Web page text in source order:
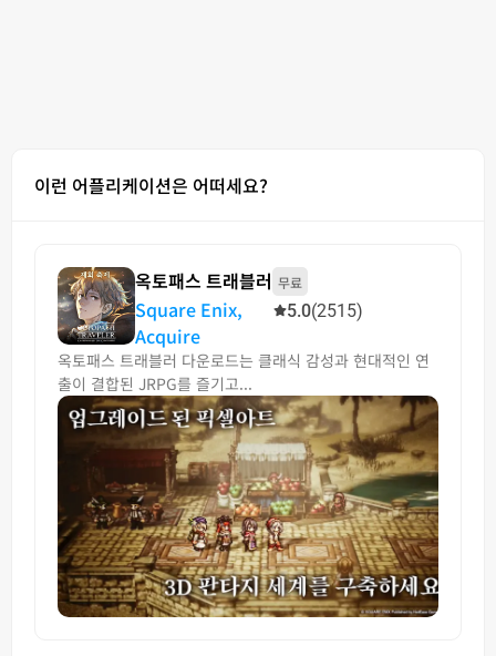
이런 어플리케이션은 어떠세요?
옥토패스 트래블러 무료
Square Enix,
Acquire
5.0(2515)
옥토패스 트래블러 다운로드는 클래식 감성과 현대적인 연
출이 결합된 JRPG를 즐기고...